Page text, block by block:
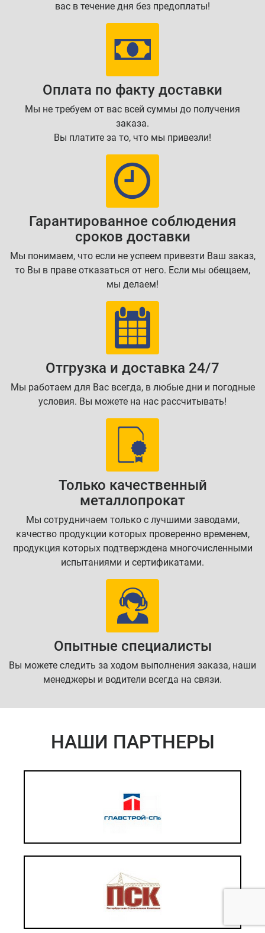
вас в течение дня без предоплаты!
Оплата по факту доставки
Мы не требуем от вас всей суммы до получения
заказа.
Вы платите за то, что мы привезли!
Гарантированное соблюдения
сроков доставки
Мы понимаем, что если не успеем привезти Ваш заказ,
то Вы в праве отказаться от него. Если мы обещаем,
мы делаем!
Отгрузка и доставка 24/7
Мы работаем для Вас всегда, в любые дни и погодные
условия. Вы можете на нас рассчитывать!
Только качественный
металлопрокат
Мы сотрудничаем только с лучшими заводами,
качество продукции которых проверенно временем,
продукция которых подтверждена многочисленными
испытаниями и сертификатами.
Опытные специалисты
Вы можете следить за ходом выполнения заказа, наши
менеджеры и водители всегда на связи.
НАШИ ПАРТНЕРЫ